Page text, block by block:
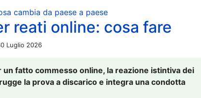
cambia da paese a paese
reati online: cosa fare
Luglio 2026
fatto commesso online, la reazione istintiva dei
la prova a discarico e integra una condotta